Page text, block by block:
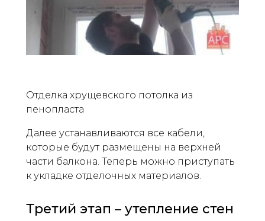
Отделка хрущевского потолка из
пенопласта
Далее устанавливаются все кабели,
которые будут размещены на верхней
части балкона. Теперь можно приступать
к укладке отделочных материалов.
Третий этап – утепление стен